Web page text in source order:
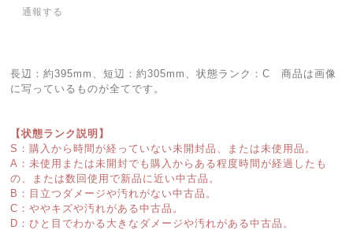
通報する
長辺：約395mm、短辺：約305mm、状態ランク：C 商品は画像
に写っているものが全てです。
【状態ランク説明】
S：購入から時間が経っていない未開封品、または未使用品。
A：未使用または未開封でも購入からある程度時間が経過したも
の、または数回使用で新品に近い中古品。
B：目立つダメージや汚れがない中古品。
C：ややキズや汚れがある中古品。
D：ひと目でわかる大きなダメージや汚れがある中古品。